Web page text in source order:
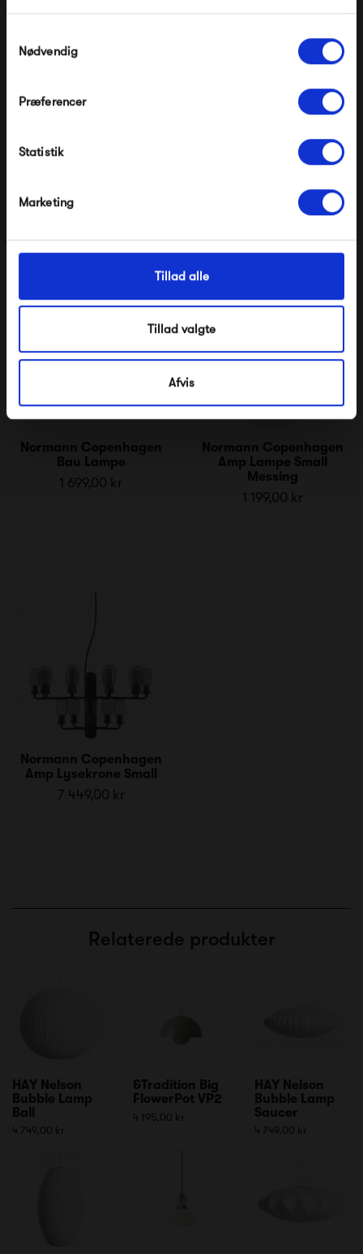
Nødvendig
Præferencer
Statistik
Marketing
Tillad alle
Tillad valgte
Afvis
HAY PC Pendant L PWTBS Podgy Pendant
Normann Copenhagen
Bau Lampe
1 699,00 kr
Normann Copenhagen
Amp Lampe Small
Messing
1 199,00 kr
Normann Copenhagen
Amp Lysekrone Small
7 449,00 kr
Relaterede produkter
HAY Nelson
Bubble Lamp
Ball
4 749,00 kr
&Tradition Big
FlowerPot VP2
4 195,00 kr
HAY Nelson
Bubble Lamp
Saucer
4 749,00 kr
Gælder ikke på produkter fra Fermob, File Under
*Ved at tilmelde dig accepterer du at modtage e-